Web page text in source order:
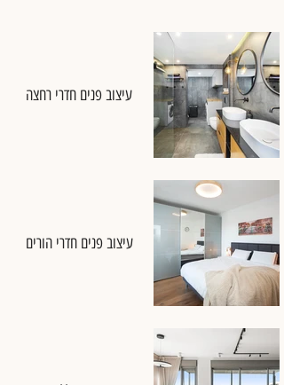
עיצוב פנים חדרי רחצה
עיצוב פנים חדרי הורים